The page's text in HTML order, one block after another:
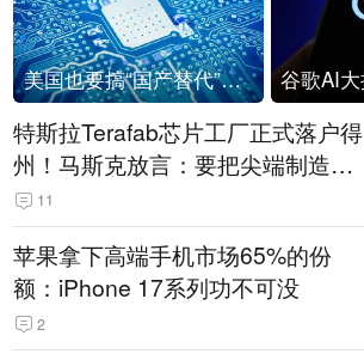
美国也要搞“国产替代”？先算清三笔账
特斯拉Terafab芯片工厂正式落户得
州！马斯克放言：要把尖端制造带
回美国
11
苹果拿下高端手机市场65%的份
额：iPhone 17系列功不可没
2